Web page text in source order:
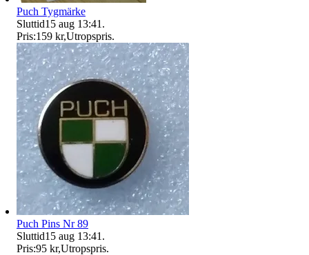
Puch Tygmärke
Sluttid15 aug 13:41 .
Pris:159 kr,Utropspris.
Puch Pins Nr 89
Sluttid15 aug 13:41 .
Pris:95 kr,Utropspris.